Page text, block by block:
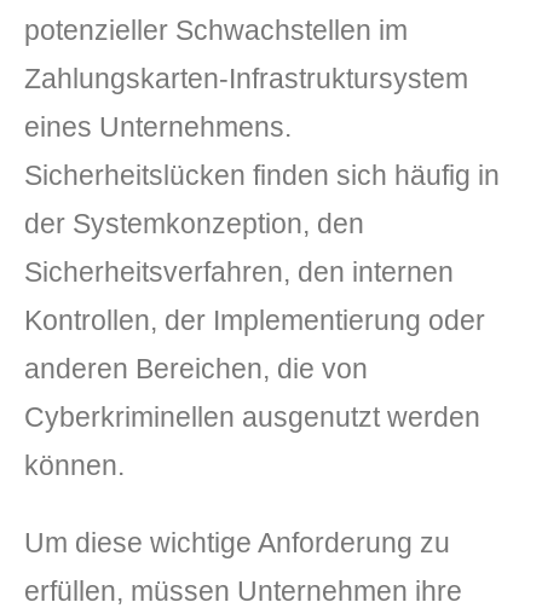
potenzieller Schwachstellen im
Zahlungskarten-Infrastruktursystem
eines Unternehmens.
Sicherheitslücken finden sich häufig in
der Systemkonzeption, den
Sicherheitsverfahren, den internen
Kontrollen, der Implementierung oder
anderen Bereichen, die von
Cyberkriminellen ausgenutzt werden
können.
Um diese wichtige Anforderung zu
erfüllen, müssen Unternehmen ihre